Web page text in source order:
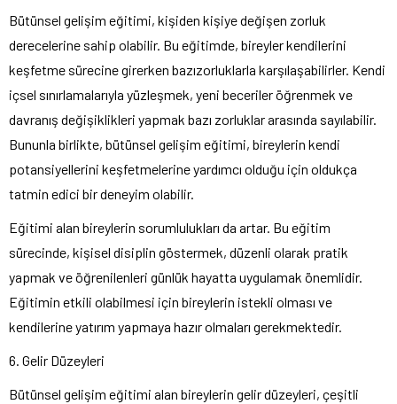
Bütünsel gelişim eğitimi, kişiden kişiye değişen zorluk
derecelerine sahip olabilir. Bu eğitimde, bireyler kendilerini
keşfetme sürecine girerken bazızorluklarla karşılaşabilirler. Kendi
içsel sınırlamalarıyla yüzleşmek, yeni beceriler öğrenmek ve
davranış değişiklikleri yapmak bazı zorluklar arasında sayılabilir.
Bununla birlikte, bütünsel gelişim eğitimi, bireylerin kendi
potansiyellerini keşfetmelerine yardımcı olduğu için oldukça
tatmin edici bir deneyim olabilir.
Eğitimi alan bireylerin sorumlulukları da artar. Bu eğitim
sürecinde, kişisel disiplin göstermek, düzenli olarak pratik
yapmak ve öğrenilenleri günlük hayatta uygulamak önemlidir.
Eğitimin etkili olabilmesi için bireylerin istekli olması ve
kendilerine yatırım yapmaya hazır olmaları gerekmektedir.
6. Gelir Düzeyleri
Bütünsel gelişim eğitimi alan bireylerin gelir düzeyleri, çeşitli